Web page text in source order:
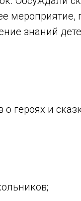
мероприятие,
знаний
героях и